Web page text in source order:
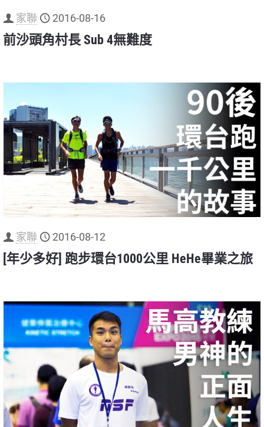
家聯 2016-08-16
前沙頭角村長 Sub 4無難度
家聯 2016-08-12
[年少多好] 跑步環台1000公里 HeHe畢業之旅